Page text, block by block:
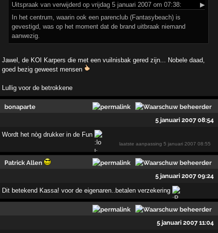
Uitspraak van verwijderd op vrijdag 5 januari 2007 om 07:38:
▶
In het centrum, waarin ook een parenclub (Fantasybeach) is
gevestigd, was op het moment dat de brand uitbraak niemand
aanwezig.
Jawel, de KOI Karpers die met een vuilnisbak gered zijn... Nobele daad,
goed bezig geweest mensen
Lullig voor de betrokkene
bonaparte
5 januari 2007 08:54
Wordt het nòg drukker in de Fun
laatste aanpassing5 januari 2007 08:55
Patrick Allen
5 januari 2007 09:24
Dit betekend Kassa! voor de eigenaren..betalen verzekering
5 januari 2007 11:04